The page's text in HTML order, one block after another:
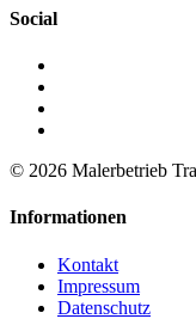
Social
© 2026 Malerbetrieb
Informationen
Kontakt
Impressum
Datenschutz